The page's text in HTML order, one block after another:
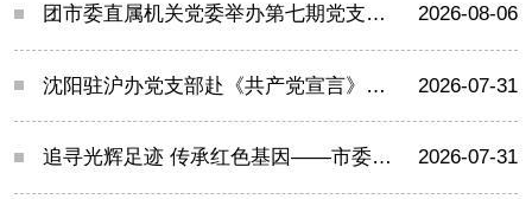
团市委直属机关党委举办第七期党支部书记沙龙 2026-08-06
沈阳驻沪办党支部赴《共产党宣言》展示馆开展主题党日活动 2026-07-31
追寻光辉足迹 传承红色基因——市委党史研究室、市保密局、市专用通信局团支部联合开展主题团建联建活动 2026-07-31